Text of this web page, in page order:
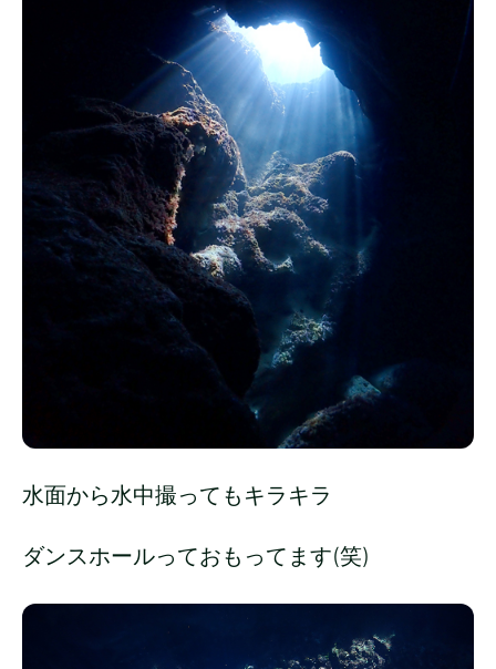
水面から水中撮ってもキラキラ
ダンスホールっておもってます(笑)